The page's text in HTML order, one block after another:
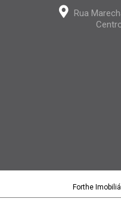
Rua
Forthe
Forthe Imobiliária